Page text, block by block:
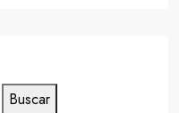
Buscar